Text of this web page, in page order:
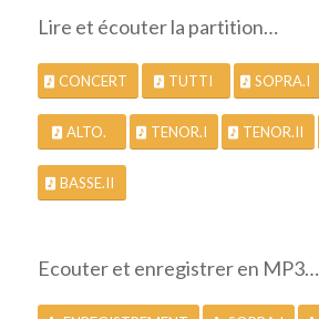
Lire et écouter la partition…
CONCERT TUTTI SOPRA.I
ALTO. TENOR.I TENOR.II
BASSE.II
Ecouter et enregistrer en MP3…